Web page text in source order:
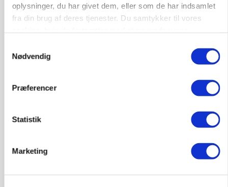
oplysninger, du har givet dem, eller som de har indsamlet
fra din brug af deres tjenester. Du samtykker til vores
Nødvendig
Præferencer
Statistik
Marketing
Lastbilchauffør søges til Henrik Haves
Grise
03. aug.